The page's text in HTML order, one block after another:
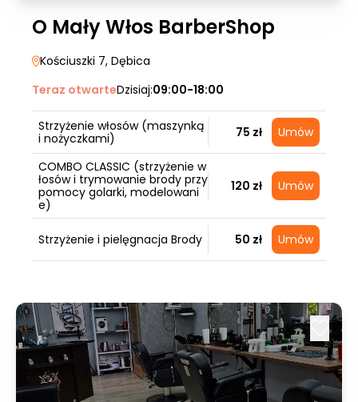
O Mały Włos BarberShop
Kościuszki 7, Dębica
Teraz otwarteDzisiaj:09:00-18:00
Strzyżenie włosów (maszynką
i nożyczkami)
75 zł Umów
COMBO CLASSIC (strzyżenie w
łosów i trymowanie brody przy
pomocy golarki, modelowani
e)
120 zł Umów
Strzyżenie i pielęgnacja Brody 50 zł Umów